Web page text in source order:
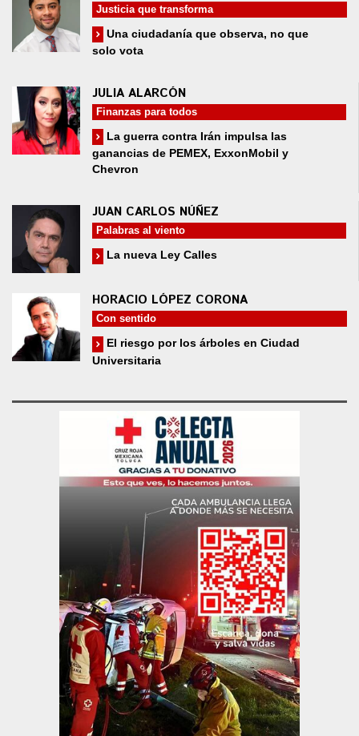
Justicia que transforma
Una ciudadanía que observa, no que
solo vota
JULIA ALARCÓN
Finanzas para todos
La guerra contra Irán impulsa las
ganancias de PEMEX, ExxonMobil y
Chevron
JUAN CARLOS NÚÑEZ
Palabras al viento
La nueva Ley Calles
HORACIO LÓPEZ CORONA
Con sentido
El riesgo por los árboles en Ciudad
Universitaria